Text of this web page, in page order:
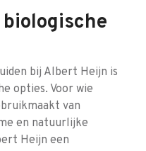
bij Albert Heijn is
opties. Voor wie
van
en natuurlijke
Heijn een